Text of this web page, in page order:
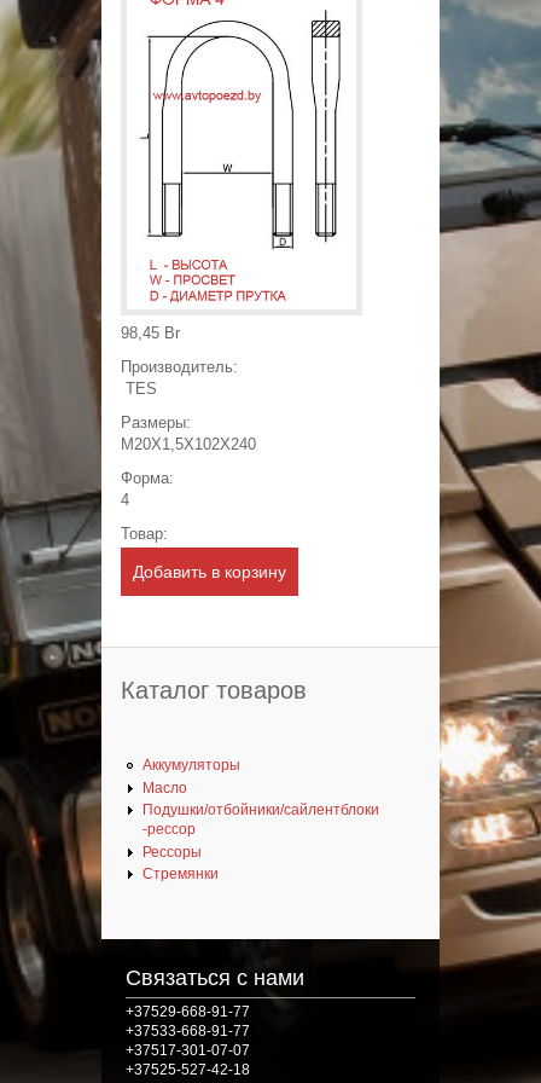
Появилась возможность
продажи листов рессоры
отдельно от пакета!
среда, июня 18, 2014 - 19:22
СКИДКА НА ВСЮ ПРОДУКЦИЮ!
Специальная СКИДКА для друзей
зарегистрированных в нашей группе 3%
четверг, июня 28, 2018 - 22:50
98,45 Br
Производитель:
TES
Размеры:
M20X1,5X102X240
Форма:
4
Товар:
Каталог товаров
Аккумуляторы
Масло
Подушки/отбойники/сайлентблоки
-рессор
Рессоры
Стремянки
Связаться с нами
+37529-668-91-77
+37533-668-91-77
+37517-301-07-07
+37525-527-42-18